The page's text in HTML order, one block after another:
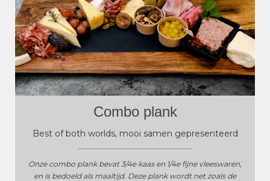
Combo plank
Best of both worlds, mooi samen gepresenteerd
Onze combo plank bevat 3/4e kaas en 1/4e fijne vleeswaren,
en is bedoeld als maaltijd. Deze plank wordt net zoals de